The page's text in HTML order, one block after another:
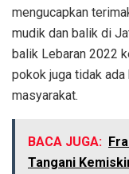
mengucapkan
mudik dan balik di
balik Lebaran 2022
pokok juga tidak
masyarakat.
BACA JUGA:
Tangani